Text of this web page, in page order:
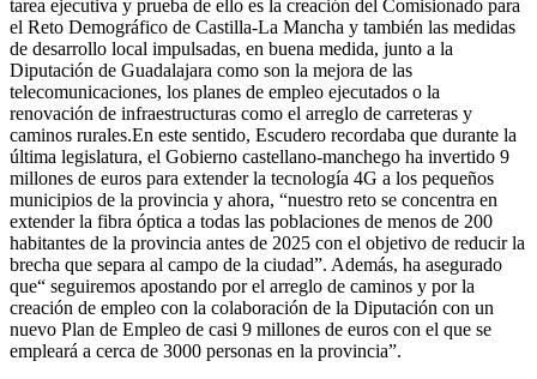
tarea ejecutiva y prueba de ello es la creación del Comisionado para
el Reto Demográfico de Castilla-La Mancha y también las medidas
de desarrollo local impulsadas, en buena medida, junto a la
Diputación de Guadalajara como son la mejora de las
telecomunicaciones, los planes de empleo ejecutados o la
renovación de infraestructuras como el arreglo de carreteras y
caminos rurales.En este sentido, Escudero recordaba que durante la
última legislatura, el Gobierno castellano-manchego ha invertido 9
millones de euros para extender la tecnología 4G a los pequeños
municipios de la provincia y ahora, “nuestro reto se concentra en
extender la fibra óptica a todas las poblaciones de menos de 200
habitantes de la provincia antes de 2025 con el objetivo de reducir la
brecha que separa al campo de la ciudad”. Además, ha asegurado
que“ seguiremos apostando por el arreglo de caminos y por la
creación de empleo con la colaboración de la Diputación con un
nuevo Plan de Empleo de casi 9 millones de euros con el que se
empleará a cerca de 3000 personas en la provincia”.